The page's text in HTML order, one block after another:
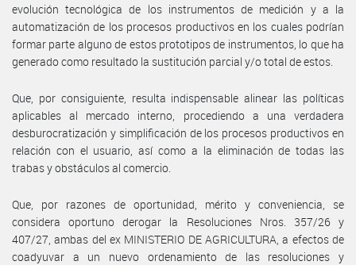
evolución tecnológica de los instrumentos de medición y a la
automatización de los procesos productivos en los cuales podrían
formar parte alguno de estos prototipos de instrumentos, lo que ha
generado como resultado la sustitución parcial y/o total de estos.
Que, por consiguiente, resulta indispensable alinear las políticas
aplicables al mercado interno, procediendo a una verdadera
desburocratización y simplificación de los procesos productivos en
relación con el usuario, así como a la eliminación de todas las
trabas y obstáculos al comercio.
Que, por razones de oportunidad, mérito y conveniencia, se
considera oportuno derogar la Resoluciones Nros. 357/26 y
407/27, ambas del ex MINISTERIO DE AGRICULTURA, a efectos de
coadyuvar a un nuevo ordenamiento de las resoluciones y